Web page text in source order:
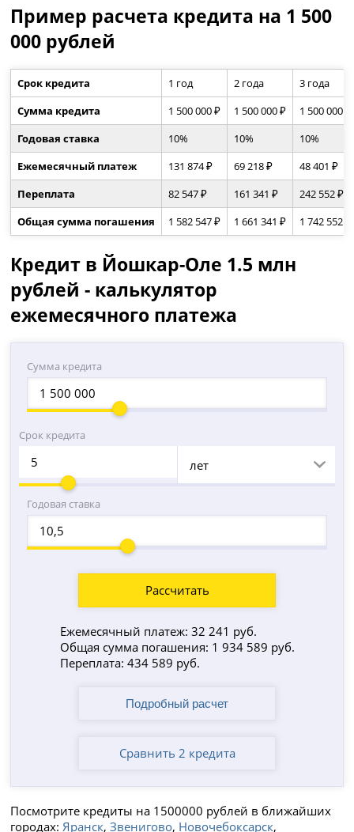
Пример расчета кредита на 1 500
000 рублей
Срок кредита 1 год 2 года
3 года
Сумма кредита
1 500 000 ₽ 1 500 000 ₽
1 500 000 ₽
Годовая ставка
10% 10%
10%
Ежемесячный платеж
131 874 ₽ 69 218 ₽
48 401 ₽
Переплата
82 547 ₽ 161 341 ₽
242 552 ₽
Общая сумма погашения
1 582 547 ₽ 1 661 341 ₽ 1 742 552 ₽
Кредит в Йошкар-Оле 1.5 млн
рублей - калькулятор
ежемесячного платежа
Сумма кредита
Срок кредита
лет
Годовая ставка
Рассчитать
Ежемесячный платеж: 32 241 руб.
Общая сумма погашения: 1 934 589 руб.
Переплата: 434 589 руб.
Сравнить 2 кредита
Посмотрите кредиты на 1500000 рублей в ближайших
городах:Яранск,Звенигово, Новочебоксарск,